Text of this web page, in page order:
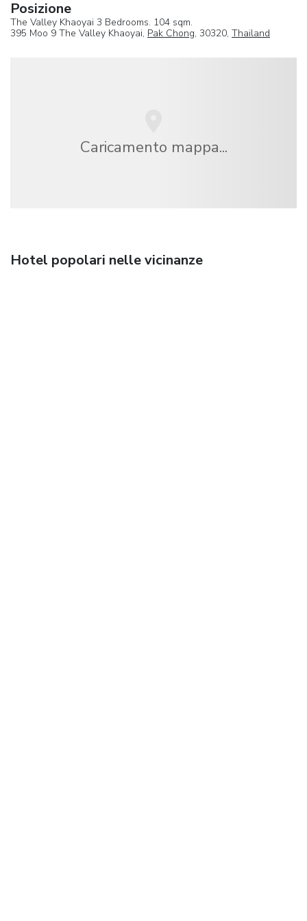
Posizione
The Valley Khaoyai 3 Bedrooms. 104 sqm.
395 Moo 9 The Valley Khaoyai, Pak Chong, 30320, Thailand
Caricamento mappa...
Hotel popolari nelle vicinanze